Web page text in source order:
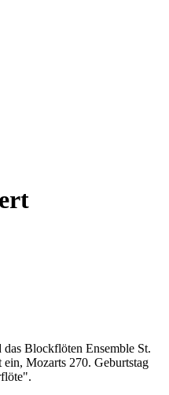
Blockflöten Ensemble St.
Mozarts 270. Geburtstag